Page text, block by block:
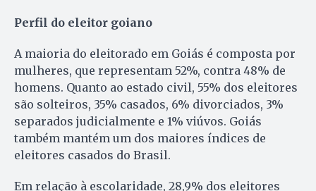
Perfil do eleitor goiano
A maioria do eleitorado em Goiás é composta por
mulheres, que representam 52%, contra 48% de
homens. Quanto ao estado civil, 55% dos eleitores
são solteiros, 35% casados, 6% divorciados, 3%
separados judicialmente e 1% viúvos. Goiás
também mantém um dos maiores índices de
eleitores casados do Brasil.
Em relação à escolaridade, 28,9% dos eleitores